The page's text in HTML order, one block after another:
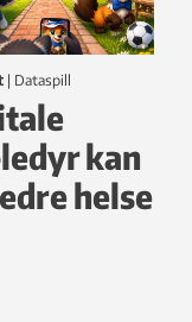
| dataspill
kan
helse